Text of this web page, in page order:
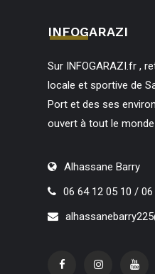
INFOGARAZI
Sur INFOGARAZI.fr ,
locale et sportive de
Port et des ses
ouvert à tout le
Alhassane Barry
06 64 12 05 10 /